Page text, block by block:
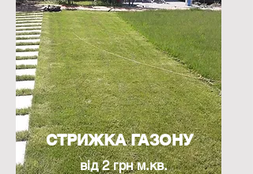
СТРИЖКА ГАЗОНУ
від 2 грн м.кв.